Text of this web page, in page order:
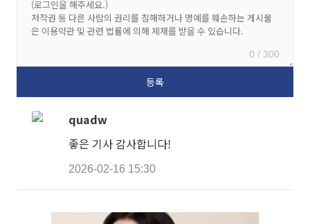
0 / 300
quadw
좋은 기사 감사합니다!
2026-02-16 15:30